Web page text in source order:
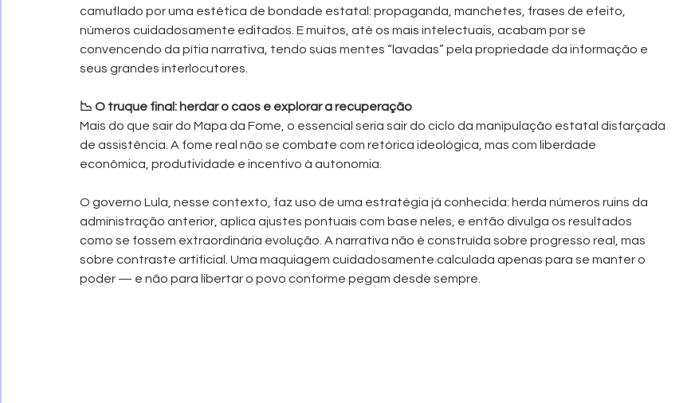
camuflado por uma estética de bondade estatal: propaganda, manchetes, frases de efeito,
números cuidadosamente editados. E muitos, até os mais intelectuais, acabam por se
convencendo da pítia narrativa, tendo suas mentes “lavadas” pela propriedade da informação e
seus grandes interlocutores.
📉 O truque final: herdar o caos e explorar a recuperação
Mais do que sair do Mapa da Fome, o essencial seria sair do ciclo da manipulação estatal disfarçada
de assistência. A fome real não se combate com retórica ideológica, mas com liberdade
econômica, produtividade e incentivo à autonomia.
O governo Lula, nesse contexto, faz uso de uma estratégia já conhecida: herda números ruins da
administração anterior, aplica ajustes pontuais com base neles, e então divulga os resultados
como se fossem extraordinária evolução. A narrativa não é construída sobre progresso real, mas
sobre contraste artificial. Uma maquiagem cuidadosamente calculada apenas para se manter o
poder — e não para libertar o povo conforme pegam desde sempre.